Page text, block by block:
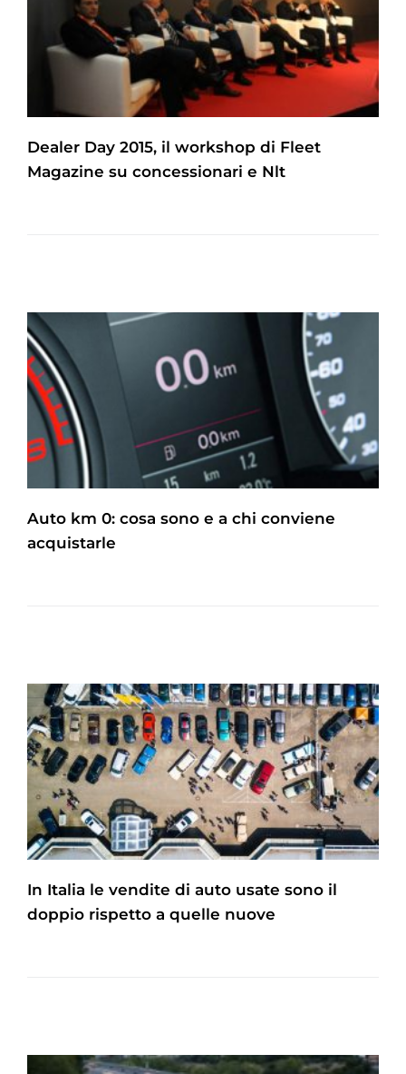
Dealer Day 2015, il workshop di Fleet
Magazine su concessionari e Nlt
Auto km 0: cosa sono e a chi conviene
acquistarle
In Italia le vendite di auto usate sono il
doppio rispetto a quelle nuove